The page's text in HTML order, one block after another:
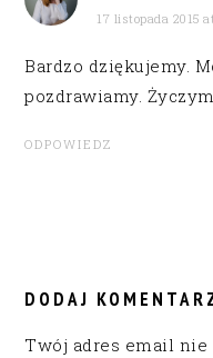
17 listopada 2015
Bardzo dziękujemy.
pozdrawiamy.
ODPOWIEDZ
DODAJ
Twój adres email